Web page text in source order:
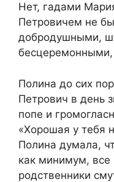
Нет, гадами
Петровичем не
добродушными,
бесцеремонными,
Полина до сих
Петрович в день
попе и
«Хорошая у тебя
Полина думала,
как минимум, все
родственники